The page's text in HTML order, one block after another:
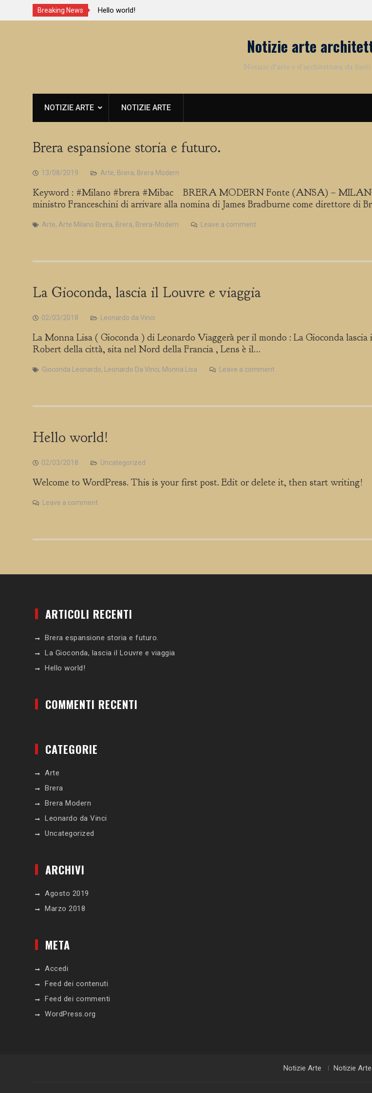
Breaking News Hello world!
Notizie arte
Notizie d'arte e d'architettura da
NOTIZIE ARTE NOTIZIE ARTE
Brera espansione storia e futuro.
13/08/2019 Arte, Brera, Brera Modern
Keyword : #Milano #brera #Mibac BRERA MODERN Fonte (ANSA) –
ministro Franceschini di arrivare alla nomina di James Bradburne come direttore di
Arte, Arte Milano Brera, Brera, Brera-Modern Leave a comment
La Gioconda, lascia il Louvre e viaggia
02/03/2018 Leonardo da Vinci
La Monna Lisa ( Gioconda ) di Leonardo Viaggerà per il mondo : La Gioconda
Robert della città, sita nel Nord della Francia , Lens è il…
Gioconda Leonardo, Leonardo Da Vinci, Monna Lisa Leave a comment
Hello world!
02/03/2018 Uncategorized
Welcome to WordPress. This is your first post. Edit or delete it, then start writing!
Leave a comment
ARTICOLI RECENTI
Brera espansione storia e futuro.
La Gioconda, lascia il Louvre e viaggia
Hello world!
COMMENTI RECENTI
CATEGORIE
Arte
Brera
Brera Modern
Leonardo da Vinci
Uncategorized
ARCHIVI
Agosto 2019
Marzo 2018
META
Accedi
Feed dei contenuti
Feed dei commenti
WordPress.org
Notizie Arte Notizie Arte